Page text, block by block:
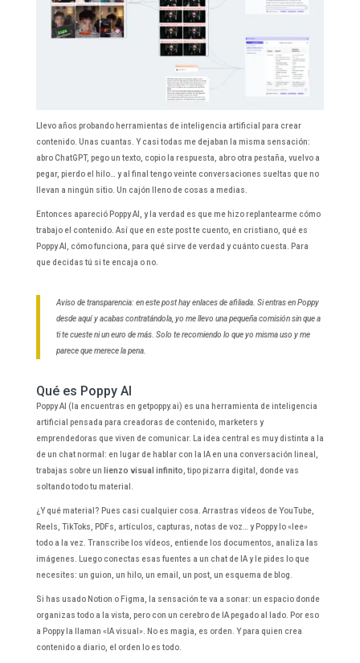
Llevo años probando herramientas de inteligencia artificial para crear
contenido. Unas cuantas. Y casi todas me dejaban la misma sensación:
abro ChatGPT, pego un texto, copio la respuesta, abro otra pestaña, vuelvo a
pegar, pierdo el hilo… y al final tengo veinte conversaciones sueltas que no
llevan a ningún sitio. Un cajón lleno de cosas a medias.
Entonces apareció Poppy AI, y la verdad es que me hizo replantearme cómo
trabajo el contenido. Así que en este post te cuento, en cristiano, qué es
Poppy AI, cómo funciona, para qué sirve de verdad y cuánto cuesta. Para
que decidas tú si te encaja o no.
Aviso de transparencia: en este post hay enlaces de afiliada. Si entras en Poppy
desde aquí y acabas contratándola, yo me llevo una pequeña comisión sin que a
ti te cueste ni un euro de más. Solo te recomiendo lo que yo misma uso y me
parece que merece la pena.
Qué es Poppy AI
Poppy AI (la encuentras en getpoppy.ai) es una herramienta de inteligencia
artificial pensada para creadoras de contenido, marketers y
emprendedoras que viven de comunicar. La idea central es muy distinta a la
de un chat normal: en lugar de hablar con la IA en una conversación lineal,
trabajas sobre un lienzo visual infinito , tipo pizarra digital, donde vas
soltando todo tu material.
¿Y qué material? Pues casi cualquier cosa. Arrastras vídeos de YouTube,
Reels, TikToks, PDFs, artículos, capturas, notas de voz… y Poppy lo «lee»
todo a la vez. Transcribe los vídeos, entiende los documentos, analiza las
imágenes. Luego conectas esas fuentes a un chat de IA y le pides lo que
necesites: un guion, un hilo, un email, un post, un esquema de blog.
Si has usado Notion o Figma, la sensación te va a sonar: un espacio donde
organizas todo a la vista, pero con un cerebro de IA pegado al lado. Por eso
a Poppy la llaman «IA visual». No es magia, es orden. Y para quien crea
contenido a diario, el orden lo es todo.